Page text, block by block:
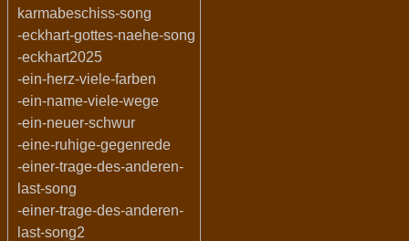
karmabeschiss-song
-eckhart-gottes-naehe-song
-eckhart2025
-ein-herz-viele-farben
-ein-name-viele-wege
-ein-neuer-schwur
-eine-ruhige-gegenrede
-einer-trage-des-anderen-
last-song
-einer-trage-des-anderen-
last-song2